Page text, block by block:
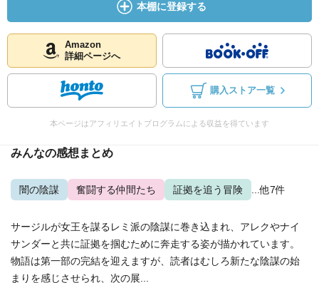
本棚に登録する
Amazon
詳細ページへ
購入ストア一覧
本ページはアフィリエイトプログラムによる収益を得ています
みんなの感想まとめ
闇の陰謀 奮闘する仲間たち 証拠を追う冒険 ...他7件
サージルが女王を謀るレミ派の陰謀に巻き込まれ、アレクやナイ
サンダーと共に証拠を掴むために奔走する姿が描かれています。
物語は第一部の完結を迎えますが、読者はむしろ新たな陰謀の始
まりを感じさせられ、次の展...